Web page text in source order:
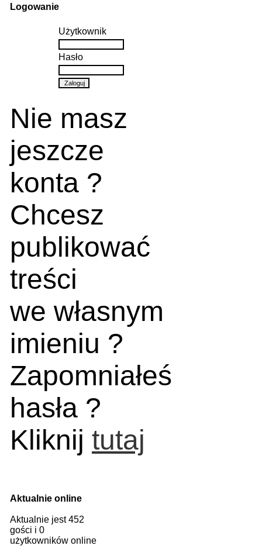
Logowanie
Użytkownik
Hasło
Nie masz
jeszcze
konta ?
Chcesz
publikować
treści
we własnym
imieniu ?
Zapomniałeś
hasła ?
Kliknij tutaj
Aktualnie online
Aktualnie jest 452
gości i 0
użytkowników online